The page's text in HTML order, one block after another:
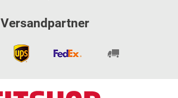
Versandpartner